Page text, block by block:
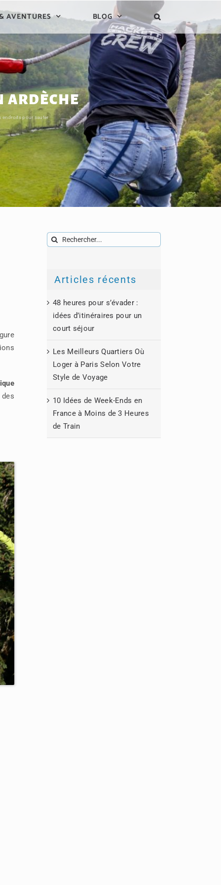
AVENTURES BLOG
ARDÈCHE
endroits pour sauter
Rechercher:
Articles récents
48 heures pour s’évader :
idées d’itinéraires pour un
court séjour
Les Meilleurs Quartiers Où
Loger à Paris Selon Votre
Style de Voyage
10 Idées de Week-Ends en
France à Moins de 3 Heures
de Train